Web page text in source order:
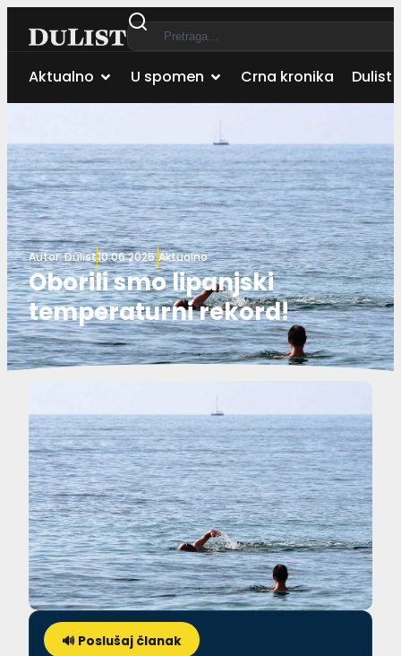
Aktualno U spomen Crna kronika Dulist
Autor:Dulist10.06.2025.Aktualno
Oborili smo lipanjski
temperaturni rekord!
🔊 Poslušaj članak